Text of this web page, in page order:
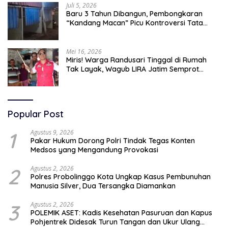
Juli 5, 2026
Baru 3 Tahun Dibangun, Pembongkaran
“Kandang Macan” Picu Kontroversi Tata
Mei 16, 2026
Miris! Warga Randusari Tinggal di Rumah
Tak Layak, Wagub LIRA Jatim Semprot
Popular Post
1 Agustus 9, 2026
Pakar Hukum Dorong Polri Tindak Tegas Konten
Medsos yang Mengandung Provokasi
2 Agustus 2, 2026
Polres Probolinggo Kota Ungkap Kasus Pembunuhan
Manusia Silver, Dua Tersangka Diamankan
3 Agustus 2, 2026
POLEMIK ASET: Kadis Kesehatan Pasuruan dan Kapus
Pohjentrek Didesak Turun Tangan dan Ukur Ulang